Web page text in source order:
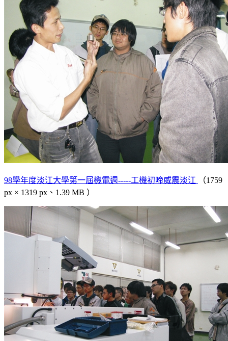
98學年度淡江大學第一屆機電週-----工機初啼威震淡江
（1759
px × 1319 px、1.39 MB ）